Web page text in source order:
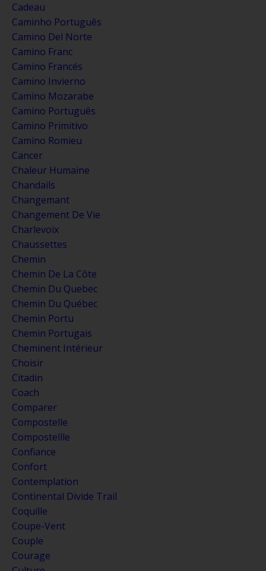
Cadeau
Caminho Português
Camino Del Norte
Camino Franc
Camino Francés
Camino Invierno
Camino Mozarabe
Camino Português
Camino Primitivo
Camino Romieu
Cancer
Chaleur Humaine
Chandails
Changemant
Changement De Vie
Charlevoix
Chaussettes
Chemin
Chemin De La Côte
Chemin Du Quebec
Chemin Du Québec
Chemin Portu
Chemin Portugais
Cheminent Intérieur
Choisir
Citadin
Coach
Comparer
Compostelle
Compostellle
Confiance
Confort
Contemplation
Continental Divide Trail
Coquille
Coupe-Vent
Couple
Courage